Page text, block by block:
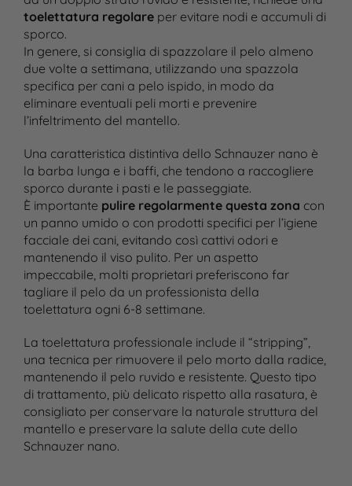
toelettatura regolareper evitare nodi e accumuli di
sporco.
In genere, si consiglia di spazzolare il pelo almeno
due volte a settimana, utilizzando una spazzola
specifica per cani a pelo ispido, in modo da
eliminare eventuali peli morti e prevenire
l’infeltrimento del mantello.
Una caratteristica distintiva dello Schnauzer nano è
la barba lunga e i baffi, che tendono a raccogliere
sporco durante i pasti e le passeggiate.
È importante pulire regolarmente questa zona con
un panno umido o con prodotti specifici per l’igiene
facciale dei cani, evitando così cattivi odori e
mantenendo il viso pulito. Per un aspetto
impeccabile, molti proprietari preferiscono far
tagliare il pelo da un professionista della
toelettatura ogni 6-8 settimane.
La toelettatura professionale include il “stripping”,
una tecnica per rimuovere il pelo morto dalla radice,
mantenendo il pelo ruvido e resistente. Questo tipo
di trattamento, più delicato rispetto alla rasatura, è
consigliato per conservare la naturale struttura del
mantello e preservare la salute della cute dello
Schnauzer nano.